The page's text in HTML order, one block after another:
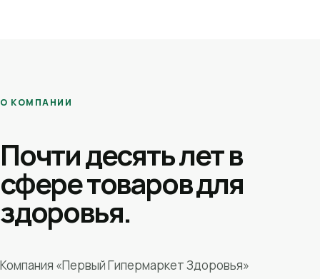
О КОМПАНИИ
Почти десять лет в
сфере товаров для
здоровья.
Компания «Первый Гипермаркет Здоровья»